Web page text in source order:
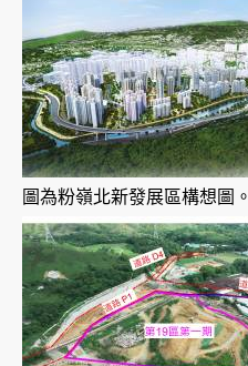
圖為粉嶺北新發展區構想圖。